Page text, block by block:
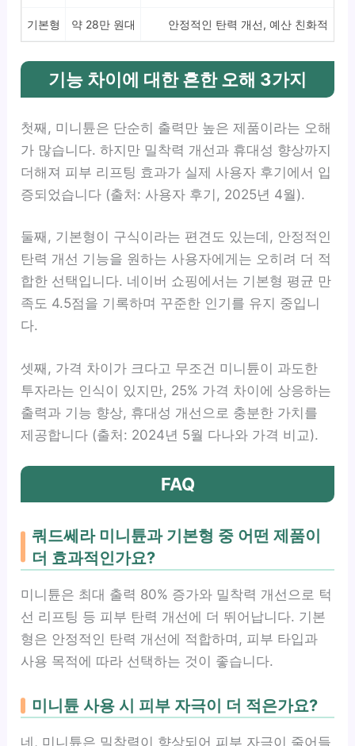
기본형 약 28만 원대 안정적인 탄력 개선, 예산 친화적
기능 차이에 대한 흔한 오해 3가지
첫째, 미니튠은 단순히 출력만 높은 제품이라는 오해
가 많습니다. 하지만 밀착력 개선과 휴대성 향상까지
더해져 피부 리프팅 효과가 실제 사용자 후기에서 입
증되었습니다 (출처: 사용자 후기, 2025년 4월).
둘째, 기본형이 구식이라는 편견도 있는데, 안정적인
탄력 개선 기능을 원하는 사용자에게는 오히려 더 적
합한 선택입니다. 네이버 쇼핑에서는 기본형 평균 만
족도 4.5점을 기록하며 꾸준한 인기를 유지 중입니
다.
셋째, 가격 차이가 크다고 무조건 미니튠이 과도한
투자라는 인식이 있지만, 25% 가격 차이에 상응하는
출력과 기능 향상, 휴대성 개선으로 충분한 가치를
제공합니다 (출처: 2024년 5월 다나와 가격 비교).
FAQ
쿼드쎄라 미니튠과 기본형 중 어떤 제품이
더 효과적인가요?
미니튠은 최대 출력 80% 증가와 밀착력 개선으로 턱
선 리프팅 등 피부 탄력 개선에 더 뛰어납니다. 기본
형은 안정적인 탄력 개선에 적합하며, 피부 타입과
사용 목적에 따라 선택하는 것이 좋습니다.
미니튠 사용 시 피부 자극이 더 적은가요?
네, 미니튠은 밀착력이 향상되어 피부 자극이 줄어들